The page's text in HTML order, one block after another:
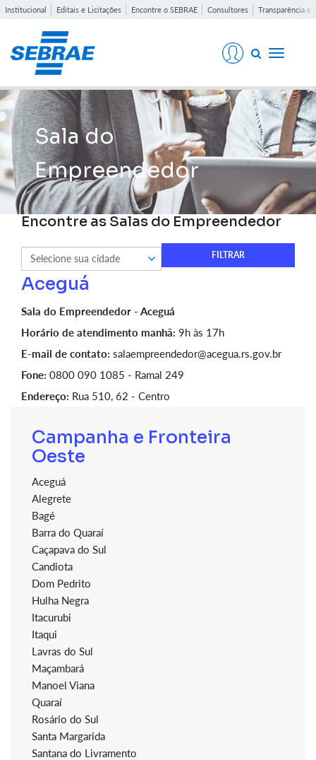
Institucional Editais e Licitações Encontre o SEBRAE Consultores Transparência e
Toggle
Sala do
Empreendedor
Encontre as Salas do Empreendedor
Aceguá
Sala do Empreendedor - Aceguá
Horário de atendimento manhã: 9h às 17h
E-mail de contato: salaempreendedor@acegua.rs.gov.br
Fone: 0800 090 1085 - Ramal 249
Endereço: Rua 510, 62 - Centro
Campanha e Fronteira
Oeste
Aceguá
Alegrete
Bagé
Barra do Quaraí
Caçapava do Sul
Candiota
Dom Pedrito
Hulha Negra
Itacurubi
Itaqui
Lavras do Sul
Maçambará
Manoel Viana
Quaraí
Rosário do Sul
Santa Margarida
Santana do Livramento